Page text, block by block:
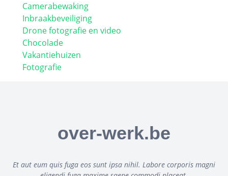
Camerabewaking
Inbraakbeveiliging
Drone fotografie en video
Chocolade
Vakantiehuizen
Fotografie
over-werk.be
Et aut eum quis fuga eos sunt ipsa nihil. Labore corporis magni